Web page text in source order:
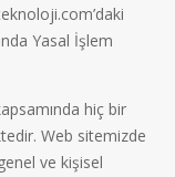
Yasal İşlem
hiç bir
Web sitemizde
ve kişisel